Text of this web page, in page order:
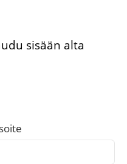
sisään alta